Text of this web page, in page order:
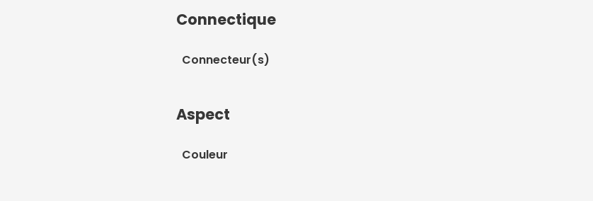
Connectique
Connecteur(s)
Aspect
Couleur